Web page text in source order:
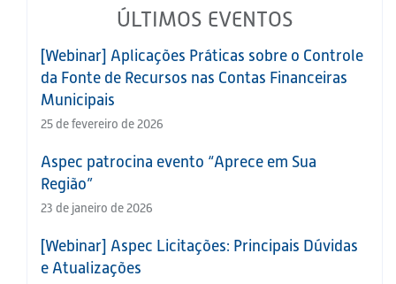
ÚLTIMOS EVENTOS
[Webinar] Aplicações Práticas sobre o Controle
da Fonte de Recursos nas Contas Financeiras
Municipais
25 de fevereiro de 2026
Aspec patrocina evento “Aprece em Sua
Região”
23 de janeiro de 2026
[Webinar] Aspec Licitações: Principais Dúvidas
e Atualizações